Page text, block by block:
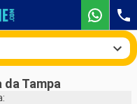
Tampa